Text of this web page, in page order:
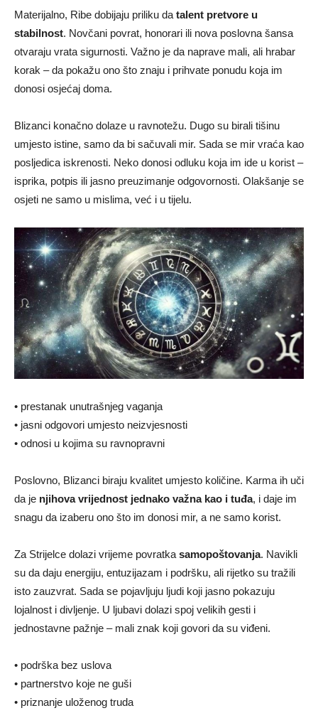
Materijalno, Ribe dobijaju priliku da talent pretvore u
stabilnost. Novčani povrat, honorari ili nova poslovna šansa
otvaraju vrata sigurnosti. Važno je da naprave mali, ali hrabar
korak – da pokažu ono što znaju i prihvate ponudu koja im
donosi osjećaj doma.
Blizanci konačno dolaze u ravnotežu. Dugo su birali tišinu
umjesto istine, samo da bi sačuvali mir. Sada se mir vraća kao
posljedica iskrenosti. Neko donosi odluku koja im ide u korist –
isprika, potpis ili jasno preuzimanje odgovornosti. Olakšanje se
osjeti ne samo u mislima, već i u tijelu.
• prestanak unutrašnjeg vaganja
• jasni odgovori umjesto neizvjesnosti
• odnosi u kojima su ravnopravni
Poslovno, Blizanci biraju kvalitet umjesto količine. Karma ih uči
da je njihova vrijednost jednako važna kao i tuđa, i daje im
snagu da izaberu ono što im donosi mir, a ne samo korist.
Za Strijelce dolazi vrijeme povratka samopoštovanja. Navikli
su da daju energiju, entuzijazam i podršku, ali rijetko su tražili
isto zauzvrat. Sada se pojavljuju ljudi koji jasno pokazuju
lojalnost i divljenje. U ljubavi dolazi spoj velikih gesti i
jednostavne pažnje – mali znak koji govori da su viđeni.
• podrška bez uslova
• partnerstvo koje ne guši
• priznanje uloženog truda